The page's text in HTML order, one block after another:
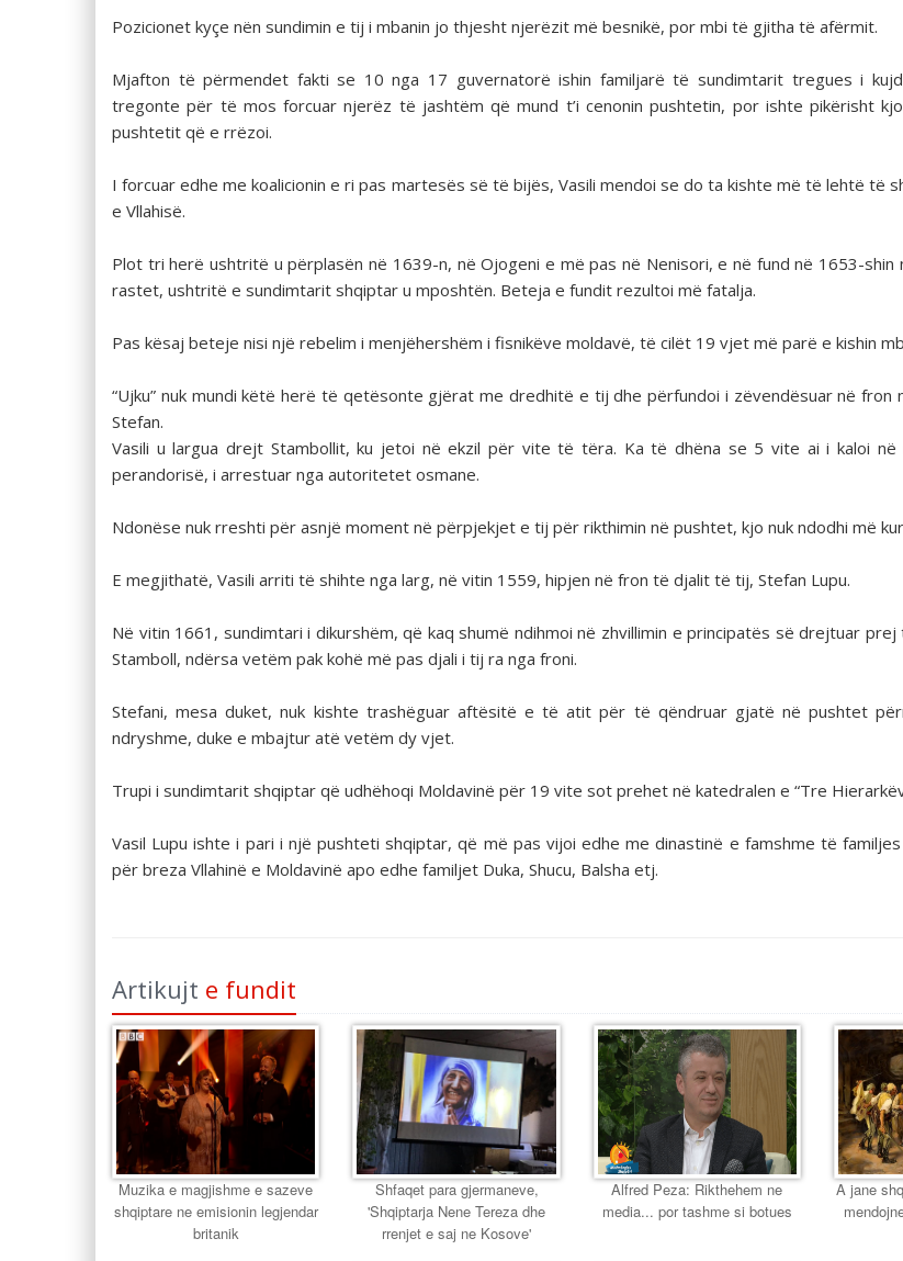
Pozicionet kyçe nën sundimin e tij i mbanin jo thjesht njerëzit më besnikë, por mbi të gjitha të afërmit.
Mjafton të përmendet fakti se 10 nga 17 guvernatorë ishin familjarë të sundimtarit tregues i
tregonte për të mos forcuar njerëz të jashtëm që mund t’i cenonin pushtetin, por ishte pikërisht
pushtetit që e rrëzoi.
I forcuar edhe me koalicionin e ri pas martesës së të bijës, Vasili mendoi se do ta kishte më të lehtë të
e Vllahisë.
Plot tri herë ushtritë u përplasën në 1639-n, në Ojogeni e më pas në Nenisori, e në fund në 1653-shin
rastet, ushtritë e sundimtarit shqiptar u mposhtën. Beteja e fundit rezultoi më fatalja.
Pas kësaj beteje nisi një rebelim i menjëhershëm i fisnikëve moldavë, të cilët 19 vjet më parë e kishin
“Ujku” nuk mundi këtë herë të qetësonte gjërat me dredhitë e tij dhe përfundoi i zëvendësuar në fron
Stefan.
Vasili u largua drejt Stambollit, ku jetoi në ekzil për vite të tëra. Ka të dhëna se 5 vite ai i kaloi
perandorisë, i arrestuar nga autoritetet osmane.
Ndonëse nuk rreshti për asnjë moment në përpjekjet e tij për rikthimin në pushtet, kjo nuk ndodhi më
E megjithatë, Vasili arriti të shihte nga larg, në vitin 1559, hipjen në fron të djalit të tij, Stefan Lupu.
Në vitin 1661, sundimtari i dikurshëm, që kaq shumë ndihmoi në zhvillimin e principatës së drejtuar prej
Stamboll, ndërsa vetëm pak kohë më pas djali i tij ra nga froni.
Stefani, mesa duket, nuk kishte trashëguar aftësitë e të atit për të qëndruar gjatë në pushtet
ndryshme, duke e mbajtur atë vetëm dy vjet.
Trupi i sundimtarit shqiptar që udhëhoqi Moldavinë për 19 vite sot prehet në katedralen e “Tre
Vasil Lupu ishte i pari i një pushteti shqiptar, që më pas vijoi edhe me dinastinë e famshme të
për breza Vllahinë e Moldavinë apo edhe familjet Duka, Shucu, Balsha etj.
Artikujt e fundit
Muzika e magjishme e sazeve
shqiptare ne emisionin legjendar
britanik
Shfaqet para gjermaneve,
'Shqiptarja Nene Tereza dhe
rrenjet e saj ne Kosove'
Alfred Peza: Rikthehem ne
media... por tashme si botues
A jane